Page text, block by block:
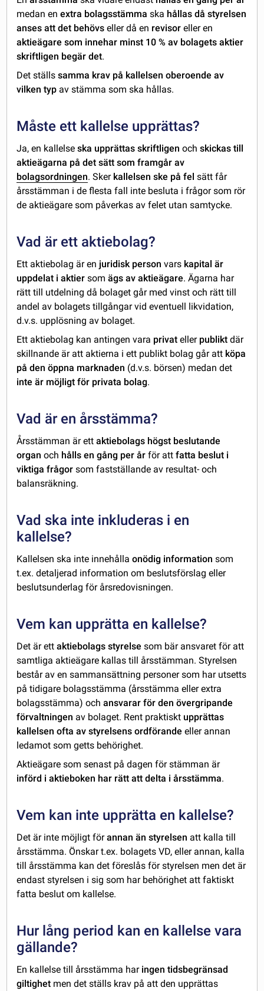
medan enextra bolagsstämmaska hållas då styrelsen
anses att det behövseller då en revisor eller en
aktieägare som innehar minst 10 % av bolagets aktier
skriftligen begär det.
Det ställssamma krav på kallelsen oberoende av
vilken typ av stämma som ska hållas.
Måste ett kallelse upprättas?
Ja, en kallelseska upprättas skriftligen ochskickas till
aktieägarna på det sätt som framgår av
bolagsordningen. Sker kallelsen ske på fel sätt får
årsstämman i de flesta fall inte besluta i frågor som rör
de aktieägare som påverkas av felet utan samtycke.
Vad är ett aktiebolag?
Ett aktiebolag är en juridisk personvars kapital är
uppdelat i aktiersomägs av aktieägare. Ägarna har
rätt till utdelning då bolaget går med vinst och rätt till
andel av bolagets tillgångar vid eventuell likvidation,
d.v.s. upplösning av bolaget.
Ett aktiebolag kan antingen vara privat eller publikt där
skillnande är att aktierna i ett publikt bolag går att köpa
på den öppna marknaden (d.v.s. börsen) medan det
inte är möjligt för privata bolag.
Vad är en årsstämma?
Årsstämman är ettaktiebolags högst beslutande
organ och hålls en gång per år för att fatta beslut i
viktiga frågorsom fastställande av resultat- och
balansräkning.
Vad ska inte inkluderas i en
kallelse?
Kallelsen ska inte innehållaonödig informationsom
t.ex. detaljerad information om beslutsförslag eller
beslutsunderlag för årsredovisningen.
Vem kan upprätta en kallelse?
Det är ettaktiebolags styrelsesom bär ansvaret för att
samtliga aktieägare kallas till årsstämman. Styrelsen
består av en sammansättning personer som har utsetts
på tidigare bolagsstämma (årsstämma eller extra
bolagsstämma) ochansvarar för den övergripande
förvaltningen av bolaget. Rent praktiskt upprättas
kallelsen ofta av styrelsens ordförandeeller annan
ledamot som getts behörighet.
Aktieägare som senast på dagen för stämman är
införd i aktieboken har rätt att delta i årsstämma.
Vem kan inte upprätta en kallelse?
Det är inte möjligt förannan än styrelsen att kalla till
årsstämma. Önskar t.ex. bolagets VD, eller annan, kalla
till årsstämma kan det föreslås för styrelsen men det är
endast styrelsen i sig som har behörighet att faktiskt
fatta beslut om kallelse.
Hur lång period kan en kallelse vara
gällande?
En kallelse till årsstämma har ingen tidsbegränsad
giltighet men det ställs krav på att den upprättas